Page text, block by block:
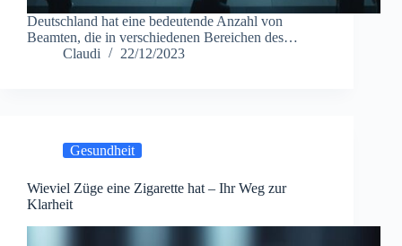
Deutschland hat eine bedeutende Anzahl von
Beamten, die in verschiedenen Bereichen des…
Claudi
22/12/2023
Gesundheit
Wieviel Züge eine Zigarette hat – Ihr Weg zur
Klarheit